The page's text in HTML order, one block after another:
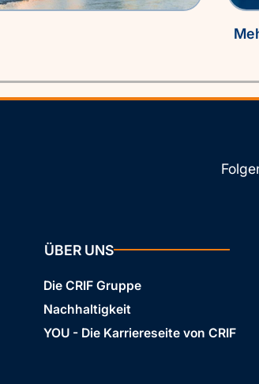
ÜBER UNS
Die CRIF Gruppe
Nachhaltigkeit
YOU - Die Karriereseite von CRIF